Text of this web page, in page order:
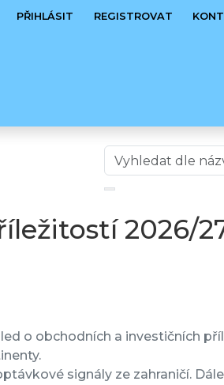
PŘIHLÁSIT REGISTROVAT
2026/
o obchodních a investičních
signály ze zahraničí.